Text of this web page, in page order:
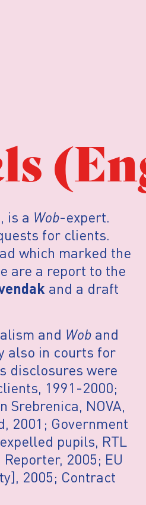
is a Wob-expert.
for clients.
which marked the
are a report to the
and a draft
and Wob and
also in courts for
disclosures were
1991-2000;
Srebrenica, NOVA,
2001; Government
pupils, RTL
2005; EU
2005; Contract